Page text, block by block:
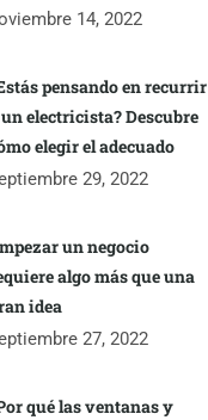
14, 2022
pensando en recurrir
electricista? Descubre
elegir el adecuado
29, 2022
un negocio
algo más que una
idea
27, 2022
qué las ventanas y